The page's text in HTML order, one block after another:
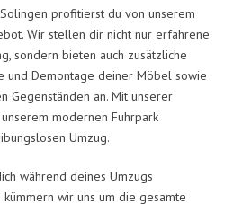
profitierst du von unserem
Wir stellen dir nicht nur erfahrene
sondern bieten auch zusätzliche
und Demontage deiner Möbel sowie
Gegenständen an. Mit unserer
modernen Fuhrpark
Umzug.
während deines Umzugs
kümmern wir uns um die gesamte